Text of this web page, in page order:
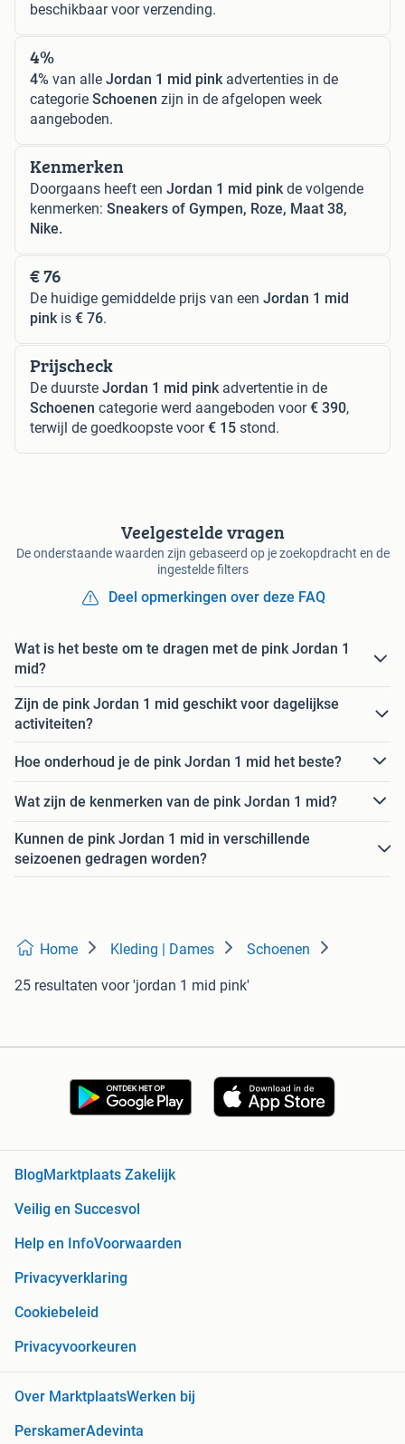
beschikbaar voor verzending.
4%
4% van alle Jordan 1 mid pinkadvertenties in de
categorie Schoenen zijn in de afgelopen week
aangeboden.
Kenmerken
Doorgaans heeft een Jordan 1 mid pinkde volgende
kenmerken: Sneakers of Gympen, Roze, Maat 38,
Nike.
€ 76
De huidige gemiddelde prijs van een Jordan 1 mid
pinkis € 76.
Prijscheck
De duurste Jordan 1 mid pinkadvertentie in de
Schoenen categorie werd aangeboden voor€ 390,
terwijl de goedkoopste voor€ 15 stond.
Veelgestelde vragen
De onderstaande waarden zijn gebaseerd op je zoekopdracht en de
ingestelde filters
Deel opmerkingen over deze FAQ
Wat is het beste om te dragen met de pink Jordan 1
mid?
Zijn de pink Jordan 1 mid geschikt voor dagelijkse
activiteiten?
Hoe onderhoud je de pink Jordan 1 mid het beste?
Wat zijn de kenmerken van de pink Jordan 1 mid?
Kunnen de pink Jordan 1 mid in verschillende
seizoenen gedragen worden?
Home Kleding | Dames Schoenen
25 resultaten voor 'jordan 1 mid pink'
Blog Marktplaats Zakelijk
Veilig en Succesvol
Help en InfoVoorwaarden
Privacyverklaring
Cookiebeleid
Privacyvoorkeuren
Over MarktplaatsWerken bij
PerskamerAdevinta